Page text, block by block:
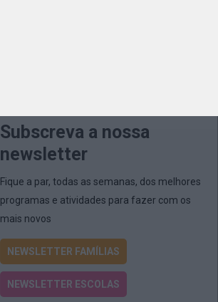
Subscreva a nossa
newsletter
Fique a par, todas as semanas, dos melhores
programas e atividades para fazer com os
mais novos
NEWSLETTER FAMÍLIAS
NEWSLETTER ESCOLAS